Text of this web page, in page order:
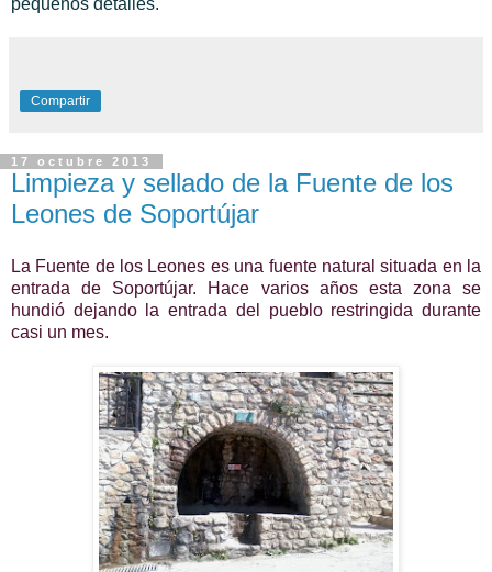
pequeños detalles.
Compartir
17 octubre 2013
Limpieza y sellado de la Fuente de los
Leones de Soportújar
La Fuente de los Leones es una fuente natural situada en la
entrada de Soportújar. Hace varios años esta zona se
hundió dejando la entrada del pueblo restringida durante
casi un mes.